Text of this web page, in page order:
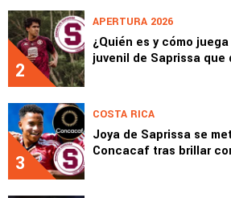
2
APERTURA 2026
¿Quién es y cómo
juvenil de Saprissa
3
COSTA RICA
Joya de Saprissa se
Concacaf tras brillar